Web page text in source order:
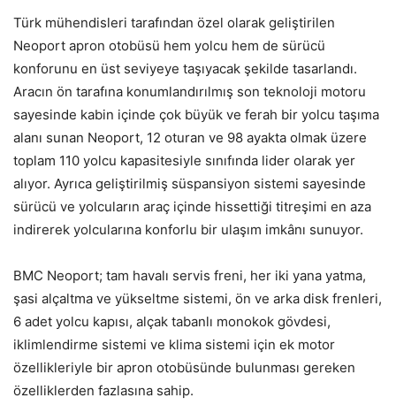
Türk mühendisleri tarafından özel olarak geliştirilen
Neoport apron otobüsü hem yolcu hem de sürücü
konforunu en üst seviyeye taşıyacak şekilde tasarlandı.
Aracın ön tarafına konumlandırılmış son teknoloji motoru
sayesinde kabin içinde çok büyük ve ferah bir yolcu taşıma
alanı sunan Neoport, 12 oturan ve 98 ayakta olmak üzere
toplam 110 yolcu kapasitesiyle sınıfında lider olarak yer
alıyor. Ayrıca geliştirilmiş süspansiyon sistemi sayesinde
sürücü ve yolcuların araç içinde hissettiği titreşimi en aza
indirerek yolcularına konforlu bir ulaşım imkânı sunuyor.
BMC Neoport; tam havalı servis freni, her iki yana yatma,
şasi alçaltma ve yükseltme sistemi, ön ve arka disk frenleri,
6 adet yolcu kapısı, alçak tabanlı monokok gövdesi,
iklimlendirme sistemi ve klima sistemi için ek motor
özellikleriyle bir apron otobüsünde bulunması gereken
özelliklerden fazlasına sahip.